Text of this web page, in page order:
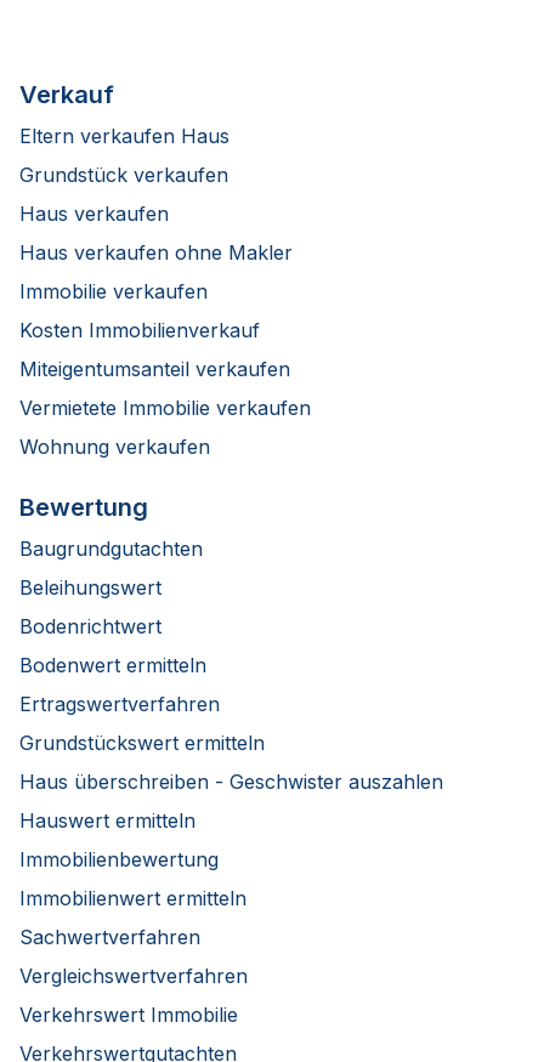
Verkauf
Eltern verkaufen Haus
Grundstück verkaufen
Haus verkaufen
Haus verkaufen ohne Makler
Immobilie verkaufen
Kosten Immobilienverkauf
Miteigentumsanteil verkaufen
Vermietete Immobilie verkaufen
Wohnung verkaufen
Bewertung
Baugrundgutachten
Beleihungswert
Bodenrichtwert
Bodenwert ermitteln
Ertragswertverfahren
Grundstückswert ermitteln
Haus überschreiben - Geschwister auszahlen
Hauswert ermitteln
Immobilienbewertung
Immobilienwert ermitteln
Sachwertverfahren
Vergleichswertverfahren
Verkehrswert Immobilie
Verkehrswertgutachten